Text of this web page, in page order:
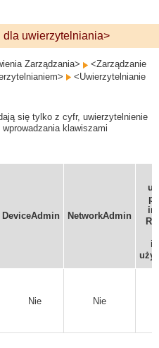
uwierzytelniania>
Zarządzania>
<Zarządzanie
<Uwierzytelnianie
się tylko z cyfr, uwierzytelnienie
klawiszami
DeviceAdmin NetworkAdmin
Nie Nie